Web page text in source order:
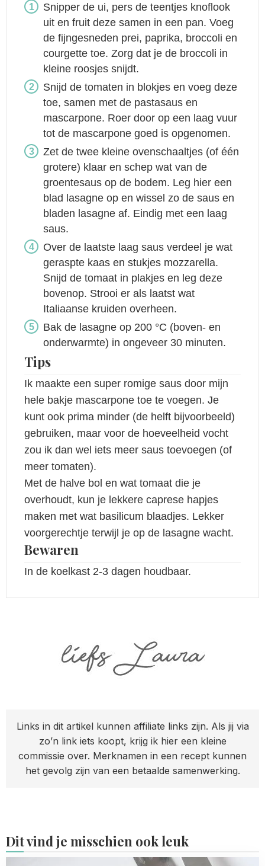
Snipper de ui, pers de teentjes knoflook
uit en fruit deze samen in een pan. Voeg
de fijngesneden prei, paprika, broccoli en
courgette toe. Zorg dat je de broccoli in
kleine roosjes snijdt.
Snijd de tomaten in blokjes en voeg deze
toe, samen met de pastasaus en
mascarpone. Roer door op een laag vuur
tot de mascarpone goed is opgenomen.
Zet de twee kleine ovenschaaltjes (of één
grotere) klaar en schep wat van de
groentesaus op de bodem. Leg hier een
blad lasagne op en wissel zo de saus en
bladen lasagne af. Eindig met een laag
saus.
Over de laatste laag saus verdeel je wat
geraspte kaas en stukjes mozzarella.
Snijd de tomaat in plakjes en leg deze
bovenop. Strooi er als laatst wat
Italiaanse kruiden overheen.
Bak de lasagne op 200 °C (boven- en
onderwarmte) in ongeveer 30 minuten.
Tips
Ik maakte een super romige saus door mijn
hele bakje mascarpone toe te voegen. Je
kunt ook prima minder (de helft bijvoorbeeld)
gebruiken, maar voor de hoeveelheid vocht
zou ik dan wel iets meer saus toevoegen (of
meer tomaten).
Met de halve bol en wat tomaat die je
overhoudt, kun je lekkere caprese hapjes
maken met wat basilicum blaadjes. Lekker
voorgerechtje terwijl je op de lasagne wacht.
Bewaren
In de koelkast 2-3 dagen houdbaar.
Links in dit artikel kunnen affiliate links zijn. Als jij via
zo’n link iets koopt, krijg ik hier een kleine
commissie over. Merknamen in een recept kunnen
het gevolg zijn van een betaalde samenwerking.
Dit vind je misschien ook leuk